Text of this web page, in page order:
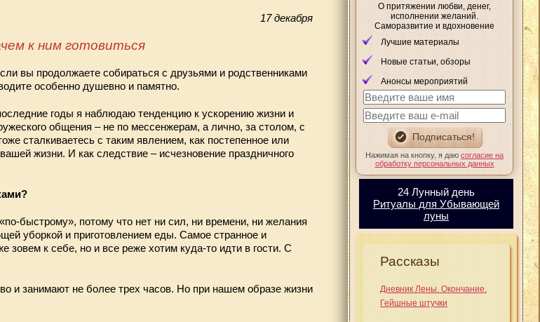
17 декабря
к ним готовиться
вы продолжаете собираться с друзьями и родственниками
особенно душевно и памятно.
годы я наблюдаю тенденцию к ускорению жизни и
общения – не по мессенжерам, а лично, за столом, с
сталкиваетесь с таким явлением, как постепенное или
жизни. И как следствие – исчезновение праздничного
быстрому», потому что нет ни сил, ни времени, ни желания
уборкой и приготовлением еды. Самое странное и
зовем к себе, но и все реже хотим куда-то идти в гости. С
и занимают не более трех часов. Но при нашем образе жизни
О притяжении любви, денег,
исполнении желаний.
Саморазвитие и вдохновение
Лучшие материалы
Новые статьи, обзоры
Анонсы мероприятий
Нажимая на кнопку, я даю согласие на
обработку персональных данных
24 Лунный день
Ритуалы для Убывающей
луны
Рассказы
Дневник Лены. Окончание.
Гейшные штучки